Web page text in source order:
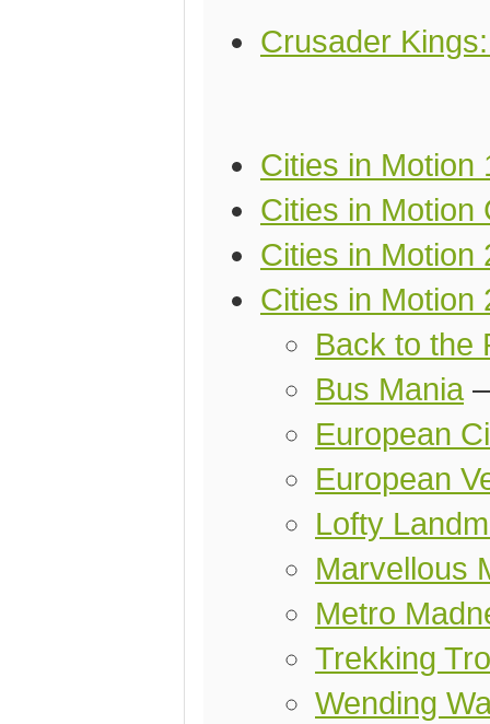
Crusader
Cities in Motion
Cities in Motion
Cities in Motion
Cities in Motion
Back to the
Bus Mania
European
European
Lofty
Marvellous
Metro
Trekking
Wending